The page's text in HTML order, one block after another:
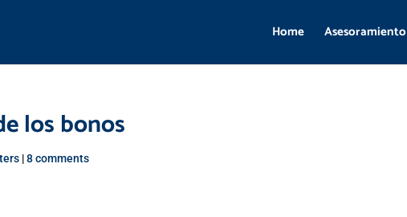
Home Asesoramiento
los bonos
|8 comments